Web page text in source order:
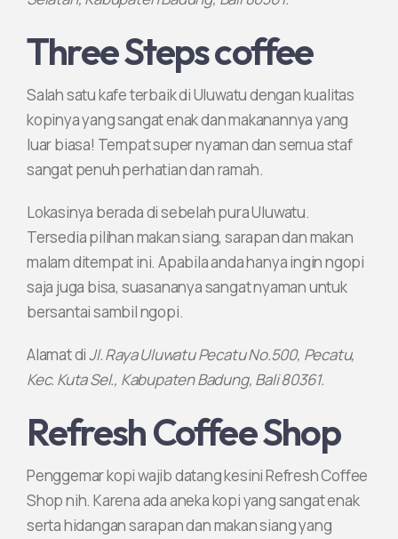
Three Steps coffee
Salah satu kafe terbaik di Uluwatu dengan kualitas
kopinya yang sangat enak dan makanannya yang
luar biasa! Tempat super nyaman dan semua staf
sangat penuh perhatian dan ramah.
Lokasinya berada di sebelah pura Uluwatu.
Tersedia pilihan makan siang, sarapan dan makan
malam ditempat ini. Apabila anda hanya ingin ngopi
saja juga bisa, suasananya sangat nyaman untuk
bersantai sambil ngopi.
Alamat diJl. Raya Uluwatu Pecatu No.500, Pecatu,
Kec. Kuta Sel., Kabupaten Badung, Bali 80361.
Refresh Coffee Shop
Penggemar kopi wajib datang kesini Refresh Coffee
Shop nih. Karena ada aneka kopi yang sangat enak
serta hidangan sarapan dan makan siang yang